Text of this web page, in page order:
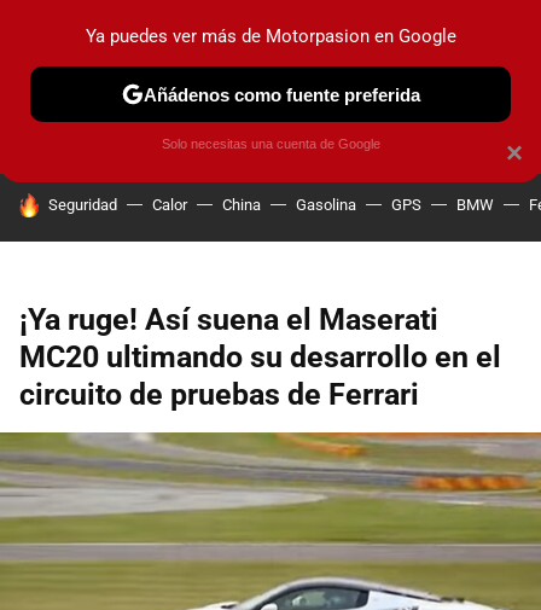
PRUEBAS COCHES ELÉCTRICOS OBSERVATORIO
HOY SE HABLA DE
Seguridad Calor China Gasolina GPS BMW
¡Ya ruge! Así suena el Maserati
MC20 ultimando su desarrollo en el
circuito de pruebas de Ferrari
×
Ya puedes ver más de Motorpasion en Google
Añádenos como fuente preferida
Solo necesitas una cuenta de Google